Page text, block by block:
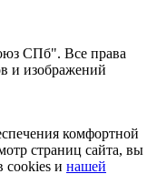
СПб". Все права
и изображений
комфортной
страниц сайта, вы
cookies и нашей